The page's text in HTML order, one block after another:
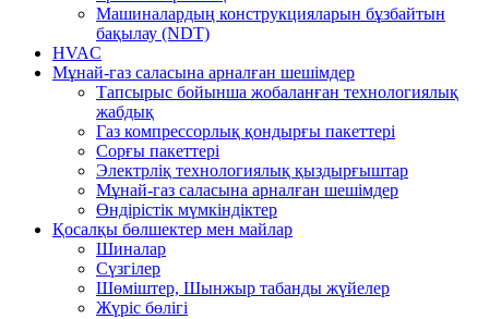
Машиналардың конструкцияларын бұзбайтын
бақылау (NDT)
HVAC
Мұнай-газ саласына арналған шешімдер
Тапсырыс бойынша жобаланған технологиялық
жабдық
Газ компрессорлық қондырғы пакеттері
Сорғы пакеттері
Электрліқ технологиялық қыздырғыштар
Мұнай-газ саласына арналған шешімдер
Өндірістік мүмкіндіктер
Қосалқы бөлшектер мен майлар
Шиналар
Сүзгілер
Шөміштер, Шынжыр табанды жүйелер
Жүріс бөлігі